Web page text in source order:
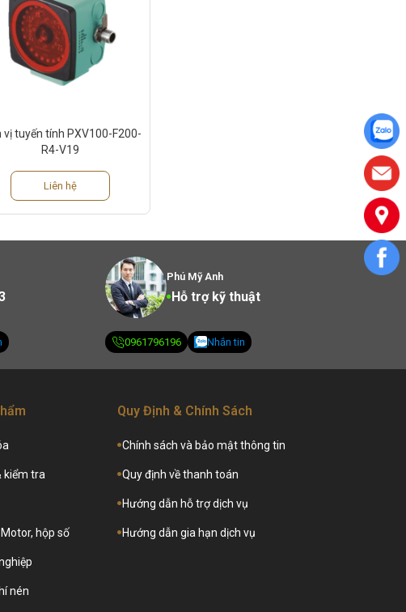
vị tuyến tính PXV100-F200-
R4-V19
Liên hệ
Phú Mỹ Anh
Hỗ trợ kỹ thuật
0961796196 Nhắn tin
kiểm tra
hộp số
nén
Quy Định & Chính Sách
Chính sách và bảo mật thông tin
Quy định về thanh toán
Hướng dẫn hỗ trợ dịch vụ
Hướng dẫn gia hạn dịch vụ